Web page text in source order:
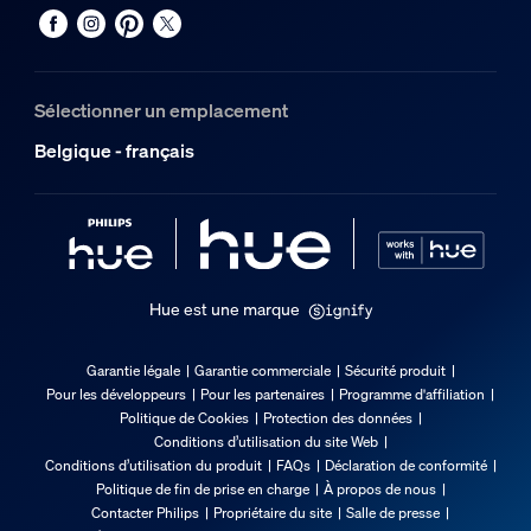
8719514328204
Poids net
0,06 kg
Poids brut
0,11 kg
Longueur
72 mm
Code 12NC
929002489601
Informations figurant sur l'emballage
Sélectionner un emplacement
Belgique - français
Hue est une marque
Garantie légale Garantie commerciale
Sécurité produit
Pour les développeurs
Pour les partenaires
Programme d'affiliation
Politique de Cookies
Protection des données
Conditions d’utilisation du site Web
Conditions d’utilisation du produit
FAQs
Déclaration de conformité
Politique de fin de prise en charge
À propos de nous
Contacter Philips
Propriétaire du site
Salle de presse